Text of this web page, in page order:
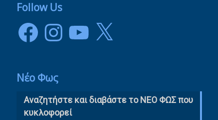
Follow Us
FacebookInstagramYouTube
X
Νέο Φως
Αναζητήστε και διαβάστε το NΕΟ ΦΩΣ που
κυκλοφορεί